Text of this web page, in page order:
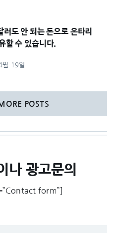
도 안 되는 돈으로 온타리
할 수 있습니다.
19일
POSTS
나 광고문의
form”]